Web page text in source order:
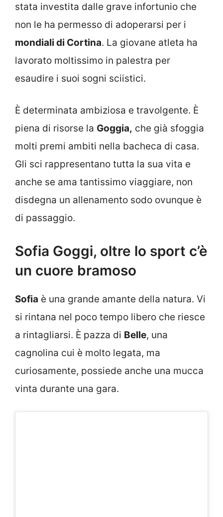
stata investita dalle grave infortunio che
non le ha permesso di adoperarsi per i
mondiali di Cortina. La giovane atleta ha
lavorato moltissimo in palestra per
esaudire i suoi sogni sciistici.
È determinata ambiziosa e travolgente. È
piena di risorse la Goggia, che già sfoggia
molti premi ambiti nella bacheca di casa.
Gli sci rappresentano tutta la sua vita e
anche se ama tantissimo viaggiare, non
disdegna un allenamento sodo ovunque è
di passaggio.
Sofia Goggi, oltre lo sport c’è
un cuore bramoso
Sofia è una grande amante della natura. Vi
si rintana nel poco tempo libero che riesce
a rintagliarsi. È pazza di Belle, una
cagnolina cui è molto legata, ma
curiosamente, possiede anche una mucca
vinta durante una gara.